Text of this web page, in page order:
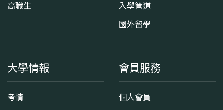
高職生
入學管道
國外留學
大學情報
考情
會員服務
個人會員